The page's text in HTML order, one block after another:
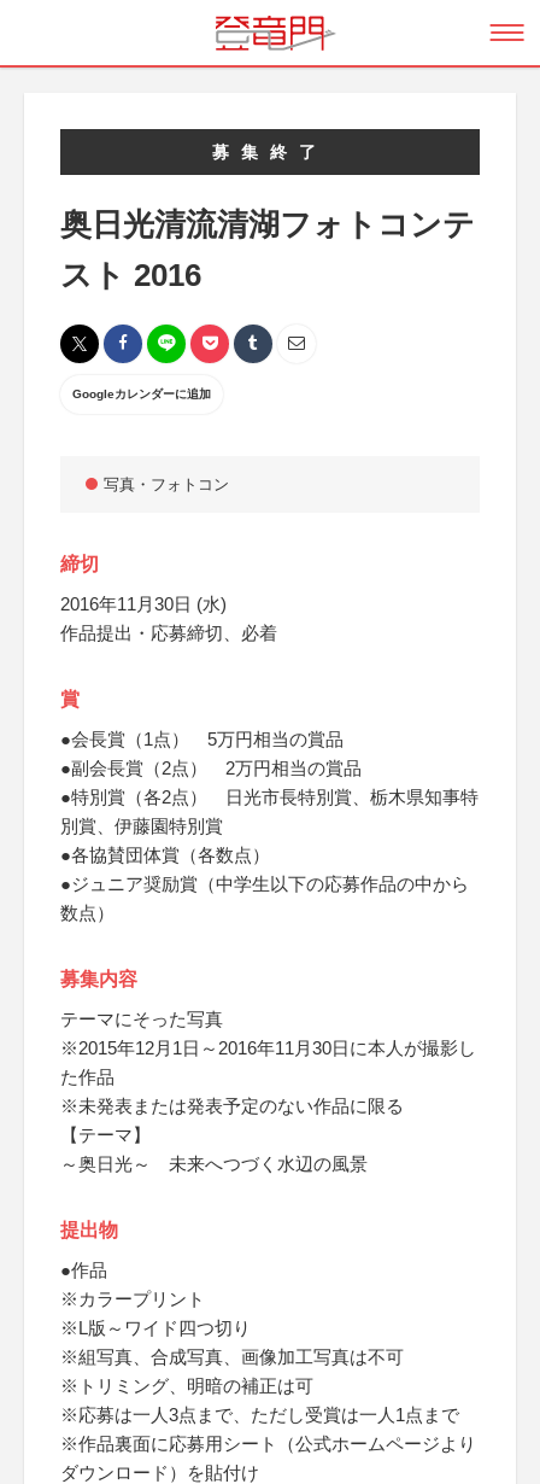
募集終了
奥日光清流清湖フォトコンテ
スト 2016
Googleカレンダーに追加
写真・フォトコン
締切
2016年11月30日 (水)
作品提出・応募締切、必着
賞
●会長賞（1点） 5万円相当の賞品
●副会長賞（2点） 2万円相当の賞品
●特別賞（各2点） 日光市長特別賞、栃木県知事特
別賞、伊藤園特別賞
●各協賛団体賞（各数点）
●ジュニア奨励賞（中学生以下の応募作品の中から
数点）
募集内容
テーマにそった写真
※2015年12月1日～2016年11月30日に本人が撮影し
た作品
※未発表または発表予定のない作品に限る
【テーマ】
～奥日光～ 未来へつづく水辺の風景
提出物
●作品
※カラープリント
※L版～ワイド四つ切り
※組写真、合成写真、画像加工写真は不可
※トリミング、明暗の補正は可
※応募は一人3点まで、ただし受賞は一人1点まで
※作品裏面に応募用シート（公式ホームページより
ダウンロード）を貼付け